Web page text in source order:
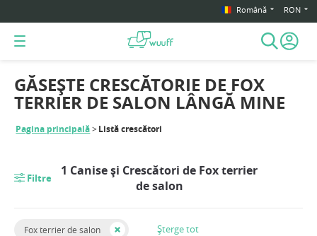
Română RON
Pagina principală Listă crescători
GĂSEȘTE CRESCĂTORIE DE FOX
TERRIER DE SALON LÂNGĂ MINE
Filtre
1 Canise și Crescători de Fox terrier
de salon
Fox terrier de salon Șterge tot